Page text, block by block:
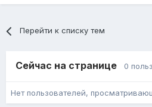
Перейти к списку тем
Сейчас на странице 0
Нет пользователей,